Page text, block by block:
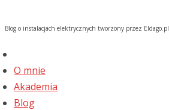
Blog o instalacjach elektrycznych tworzony przez Eldago.pl
O mnie
Akademia
Blog